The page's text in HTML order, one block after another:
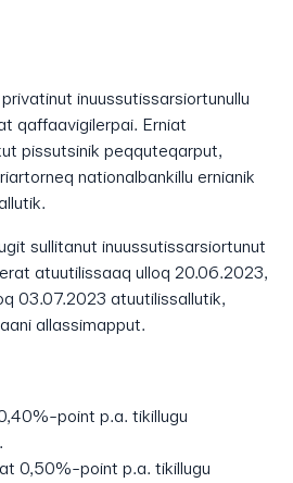
inuussutissarsiortunullu
qaffaavigilerpai. Erniat
pissutsinik peqquteqarput,
nationalbankillu ernianik
sullitanut inuussutissarsiortunut
atuutilissaaq ulloq 20.06.2023,
03.07.2023 atuutilissallutik,
allassimapput.
point p.a. tikillugu
0,50%-point p.a. tikillugu